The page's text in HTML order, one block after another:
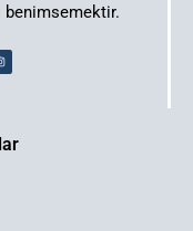
benimsemektir.